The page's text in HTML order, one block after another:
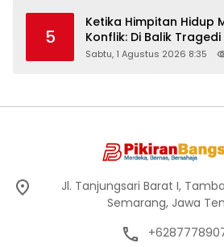
5
Ketika Himpitan Hidup
Konflik: Di Balik
Matraman Hingga
Sabtu, 1 Agustus 2026 8:35
Jl. Tanjungsari Barat I,
Semarang, Jawa